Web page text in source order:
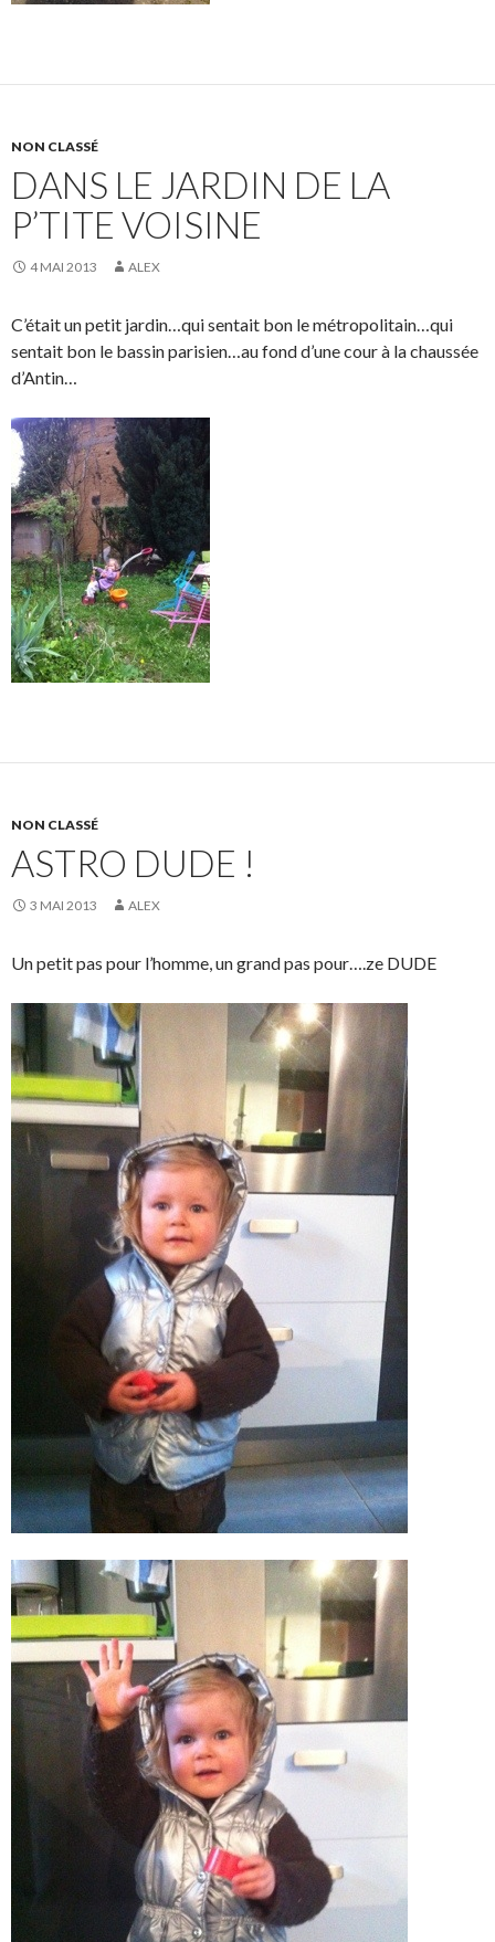
NON CLASSÉ
DANS LE JARDIN DE LA
P’TITE VOISINE
4 MAI 2013 ALEX
C’était un petit jardin…qui sentait bon le métropolitain…qui
sentait bon le bassin parisien…au fond d’une cour à la chaussée
d’Antin…
NON CLASSÉ
ASTRO DUDE !
3 MAI 2013 ALEX
Un petit pas pour l’homme, un grand pas pour….ze DUDE